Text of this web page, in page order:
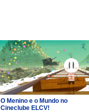
O Menino e o Mundo no
Cineclube ELCV!